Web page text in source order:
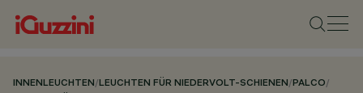
INNENLEUCHTEN/LEUCHTEN FÜR NIEDERVOLT-SCHIENEN/PALCO/